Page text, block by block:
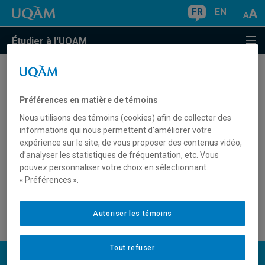
FR EN
Étudier à l'UQAM
code permanent du ministère de l'Éducation. Où
puis-je l'obtenir?
Où trouver le code permanent du ministère de
l'Éducation?
code permanent du ministère de l'Éducation?
Préférences en matière de témoins
Nous utilisons des témoins (cookies) afin de collecter des
informations qui nous permettent d’améliorer votre
expérience sur le site, de vous proposer des contenus vidéo,
d’analyser les statistiques de fréquentation, etc. Vous
pouvez personnaliser votre choix en sélectionnant
« Préférences ».
Tout refuser
Autoriser les témoins